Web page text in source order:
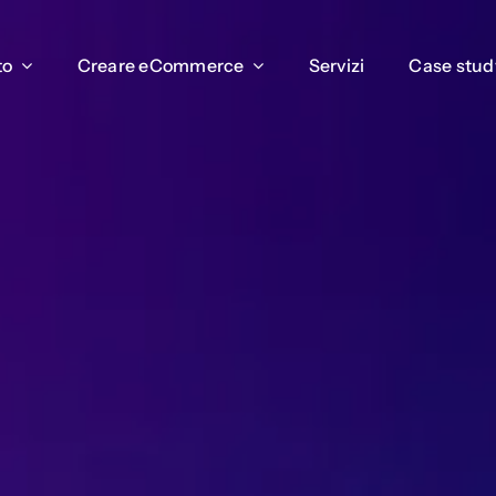
Creare eCommerce Servizi Case
Creare eCommerce Servizi Case